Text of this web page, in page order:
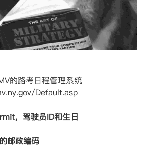
的路考日程管理系统
Default.asp
，驾驶员ID和生日
邮政编码